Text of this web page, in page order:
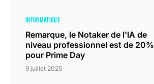
INFORMATIQUE
Remarque, le Notaker de l'IA de
niveau professionnel est de 20%
pour Prime Day
9 juillet 2025